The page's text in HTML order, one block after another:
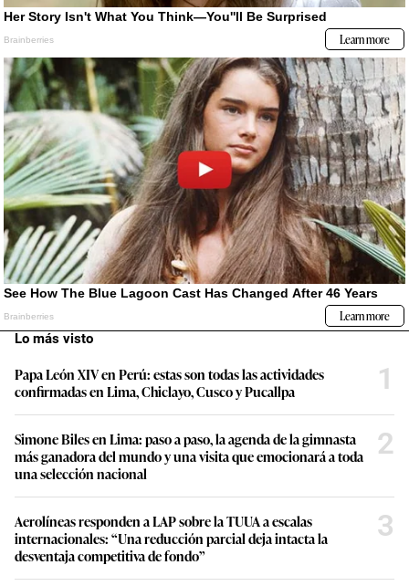
Lo más visto
Papa León XIV en Perú: estas son todas las actividades
confirmadas en Lima, Chiclayo, Cusco y Pucallpa
1
Simone Biles en Lima: paso a paso, la agenda de la gimnasta
más ganadora del mundo y una visita que emocionará a toda
una selección nacional
2
Aerolíneas responden a LAP sobre la TUUA a escalas
internacionales: “Una reducción parcial deja intacta la
desventaja competitiva de fondo”
3